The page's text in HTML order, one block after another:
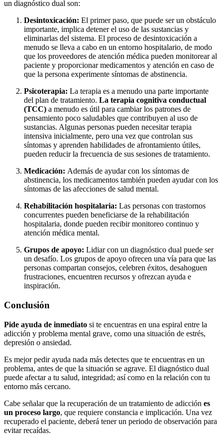
un diagnóstico dual son:
Desintoxicación: El primer paso, que puede ser un obstáculo
importante, implica detener el uso de las sustancias y
eliminarlas del sistema. El proceso de desintoxicación a
menudo se lleva a cabo en un entorno hospitalario, de modo
que los proveedores de atención médica pueden monitorear al
paciente y proporcionar medicamentos y atención en caso de
que la persona experimente síntomas de abstinencia.
Psicoterapia: La terapia es a menudo una parte importante
del plan de tratamiento. La terapia cognitiva conductual
(TCC) a menudo es útil para cambiar los patrones de
pensamiento poco saludables que contribuyen al uso de
sustancias. Algunas personas pueden necesitar terapia
intensiva inicialmente, pero una vez que controlan sus
síntomas y aprenden habilidades de afrontamiento útiles,
pueden reducir la frecuencia de sus sesiones de tratamiento.
Medicación: Además de ayudar con los síntomas de
abstinencia, los medicamentos también pueden ayudar con los
síntomas de las afecciones de salud mental.
Rehabilitación hospitalaria: Las personas con trastornos
concurrentes pueden beneficiarse de la rehabilitación
hospitalaria, donde pueden recibir monitoreo continuo y
atención médica mental.
Grupos de apoyo: Lidiar con un diagnóstico dual puede ser
un desafío. Los grupos de apoyo ofrecen una vía para que las
personas compartan consejos, celebren éxitos, desahoguen
frustraciones, encuentren recursos y ofrezcan ayuda e
inspiración.
Conclusión
Pide ayuda de inmediato si te encuentras en una espiral entre la
adicción y problema mental grave, como una situación de estrés,
depresión o ansiedad.
Es mejor pedir ayuda nada más detectes que te encuentras en un
problema, antes de que la situación se agrave. El diagnóstico dual
puede afectar a tu salud, integridad; así como en la relación con tu
entorno más cercano.
Cabe señalar que la recuperación de un tratamiento de adicción es
un proceso largo, que requiere constancia e implicación. Una vez
recuperado el paciente, deberá tener un periodo de observación para
evitar recaídas.